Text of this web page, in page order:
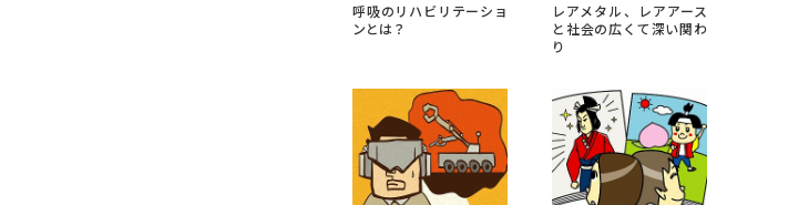
高等学校卒業程度認定試験
小学校教員資格認定試験
呼吸のリハビリテーショ
ンとは？
レアメタル、レアアース
と社会の広くて深い関わ
り